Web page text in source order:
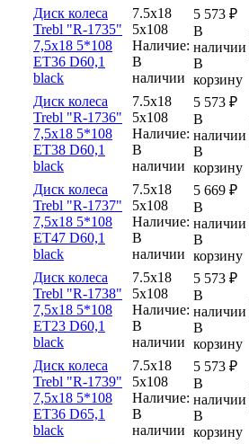
Диск колеса
Trebl "R-1735"
7,5x18 5*108
ET36 D60,1
black
7.5x18
5x108
Наличие:
В
наличии
5 573 ₽
В
наличии
В
корзину
Диск колеса
Trebl "R-1736"
7,5x18 5*108
ET38 D60,1
black
7.5x18
5x108
Наличие:
В
наличии
5 573 ₽
В
наличии
В
корзину
Диск колеса
Trebl "R-1737"
7,5x18 5*108
ET47 D60,1
black
7.5x18
5x108
Наличие:
В
наличии
5 669 ₽
В
наличии
В
корзину
Диск колеса
Trebl "R-1738"
7,5x18 5*108
ET23 D60,1
black
7.5x18
5x108
Наличие:
В
наличии
5 573 ₽
В
наличии
В
корзину
Диск колеса
Trebl "R-1739"
7,5x18 5*108
ET36 D65,1
black
7.5x18
5x108
Наличие:
В
наличии
5 573 ₽
В
наличии
В
корзину